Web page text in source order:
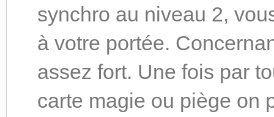
synchro au niveau 2,
à votre portée.
assez fort. Une fois par
carte magie ou piège on